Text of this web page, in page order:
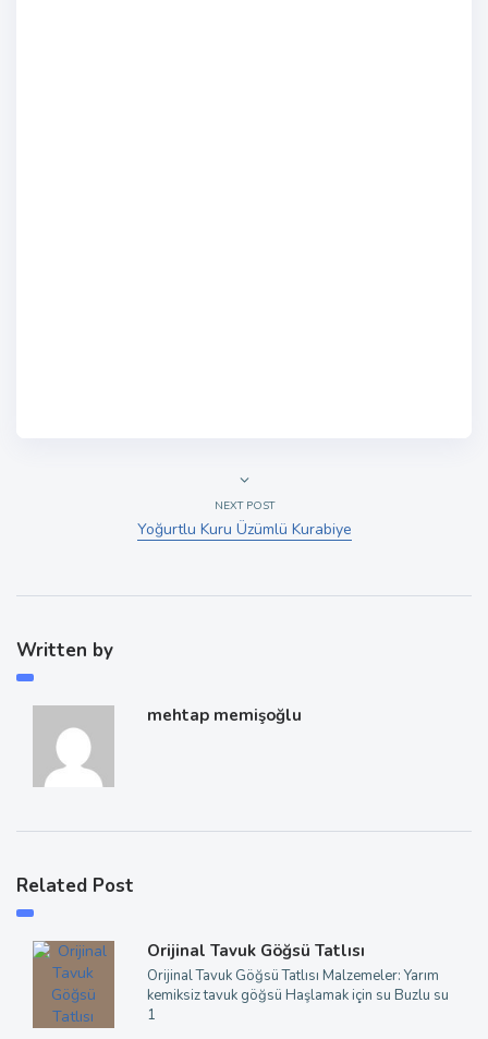
NEXT POST
Yoğurtlu Kuru Üzümlü Kurabiye
Written by
mehtap memişoğlu
Related Post
Orijinal Tavuk Göğsü Tatlısı
Orijinal Tavuk Göğsü Tatlısı Malzemeler: Yarım
kemiksiz tavuk göğsü Haşlamak için su Buzlu su
1